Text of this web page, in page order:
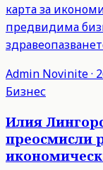
карта за
предвидима
Admin Novinite·
Бизнес
Илия
преосмисли